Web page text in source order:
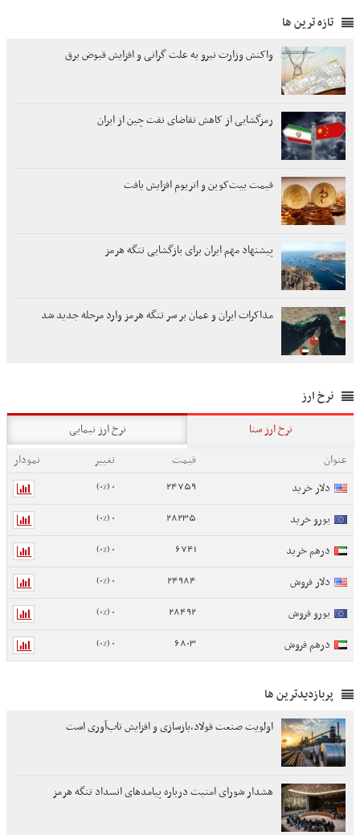
تازه ترین ها
واکنش وزارت نیرو به علت گرانی و افزایش قبوض برق
رمزگشایی از کاهش تقاضای نفت چین از ایران
قیمت بیت‌کوین و اتریوم افزایش یافت
پیشنهاد مهم ایران برای بازگشایی تنگه هرمز
مذاکرات ایران و عمان بر سر تنگه هرمز وارد مرحله جدید شد
نرخ ارز
نرخ ارز سنا
نرخ ارز نیمایی
عنوان
قیمت تغییر
نمودار
دلار خرید
24759
0 (0%)
یورو خرید 28235
0 (0%)
درهم خرید 6741
0 (0%)
دلار فروش 24984
0 (0%)
یورو فروش 28492
0 (0%)
درهم فروش 6803
0 (0%)
پربازدیدترین ها
اولویت صنعت فولاد،بازسازی و افزایش تاب‌آوری است
هشدار شورای امنیت درباره پیامدهای انسداد تنگه هرمز